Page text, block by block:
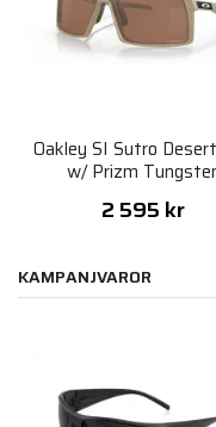
Oakley SI Sutro
w/ Prizm
2 595 kr
KAMPANJVAROR